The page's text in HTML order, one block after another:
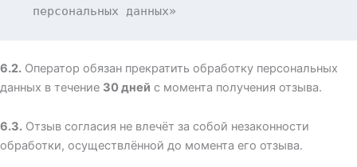
  персональных данных»
6.2. Оператор обязан прекратить обработку персональных
данных в течение 30 дней с момента получения отзыва.
6.3. Отзыв согласия не влечёт за собой незаконности
обработки, осуществлённой до момента его отзыва.